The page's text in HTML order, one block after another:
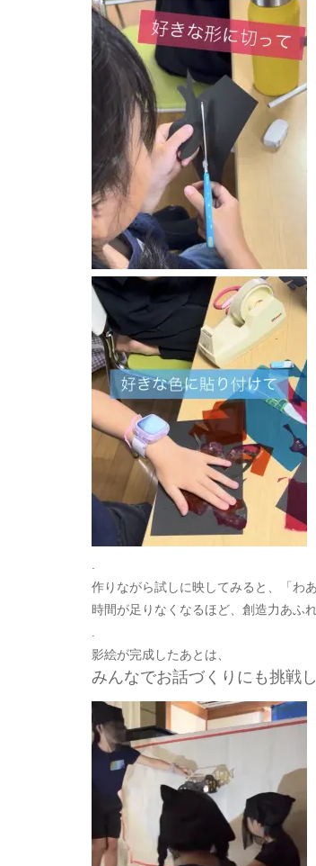
作りながら試しに映してみると、「わ
時間が足りなくなるほど、創造力あふ
影絵が完成したあとは、
みんなでお話づくりにも挑戦